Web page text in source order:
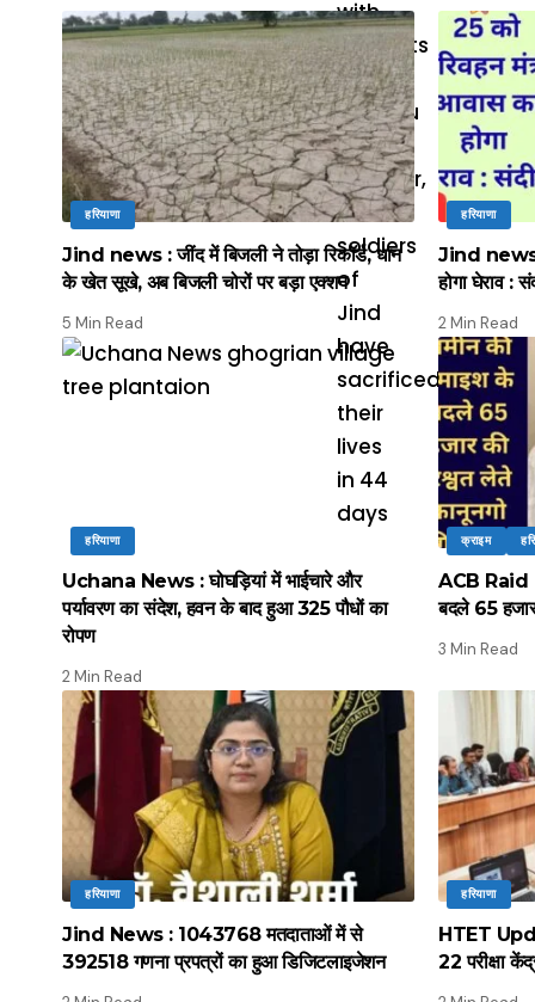
हरियाणा
Jind news : जींद में बिजली ने तोड़ा रिकॉर्ड, धान
के खेत सूखे, अब बिजली चोरों पर बड़ा एक्शन
5 Min Read
हरियाणा
Jind news :
होगा घेराव :
2 Min Read
हरियाणा
Uchana News : घोघड़ियां में भाईचारे और
पर्यावरण का संदेश, हवन के बाद हुआ 325 पौधों का
रोपण
2 Min Read
क्राइम
ACB Raid :
बदले 65 हजार
3 Min Read
हरियाणा
Jind News : 1043768 मतदाताओं में से
392518 गणना प्रपत्रों का हुआ डिजिटलाइजेशन
हरियाणा
HTET
22 परीक्षा